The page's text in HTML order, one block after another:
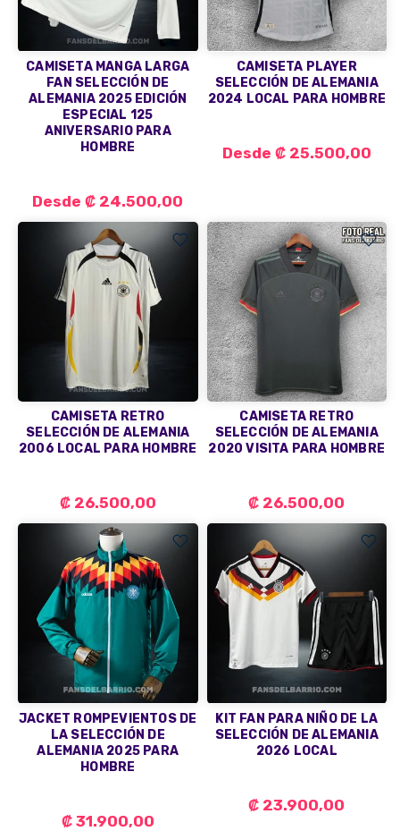
CAMISETA MANGA LARGA
FAN SELECCIÓN DE
ALEMANIA 2025 EDICIÓN
ESPECIAL 125
ANIVERSARIO PARA
HOMBRE
Desde ₡ 24.500,00
CAMISETA PLAYER
SELECCIÓN DE ALEMANIA
2024 LOCAL PARA HOMBRE
Desde ₡ 25.500,00
CAMISETA RETRO
SELECCIÓN DE ALEMANIA
2006 LOCAL PARA HOMBRE
₡ 26.500,00
CAMISETA RETRO
SELECCIÓN DE ALEMANIA
2020 VISITA PARA HOMBRE
₡ 26.500,00
JACKET ROMPEVIENTOS DE
LA SELECCIÓN DE
ALEMANIA 2025 PARA
HOMBRE
₡ 31.900,00
KIT FAN PARA NIÑO DE LA
SELECCIÓN DE ALEMANIA
2026 LOCAL
₡ 23.900,00